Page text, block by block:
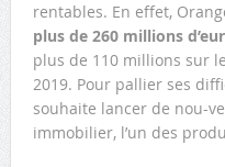
rentables. En effet,
plus de 260 millions
plus de 110 millions sur
2019. Pour pallier ses
souhaite lancer de nou-
immobilier, l’un des